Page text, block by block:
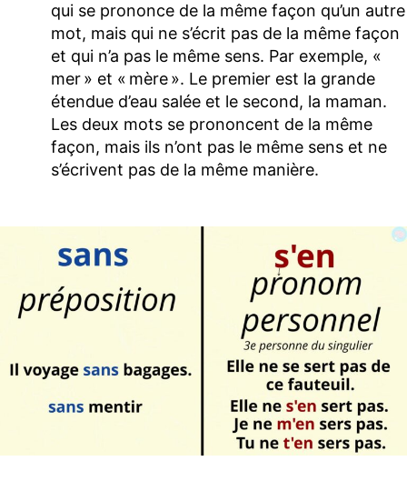
qui se prononce de la même façon qu’un autre
mot, mais qui ne s’écrit pas de la même façon
et qui n’a pas le même sens. Par exemple, «
mer » et « mère ». Le premier est la grande
étendue d’eau salée et le second, la maman.
Les deux mots se prononcent de la même
façon, mais ils n’ont pas le même sens et ne
s’écrivent pas de la même manière.